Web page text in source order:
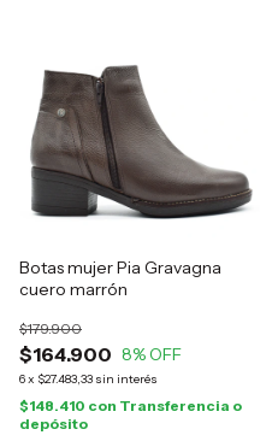
Botas mujer Pia Gravagna
cuero marrón
$164.900
$179.900
8% OFF
6x $27.483,33 sin interés
$148.410 con Transferencia o
depósito